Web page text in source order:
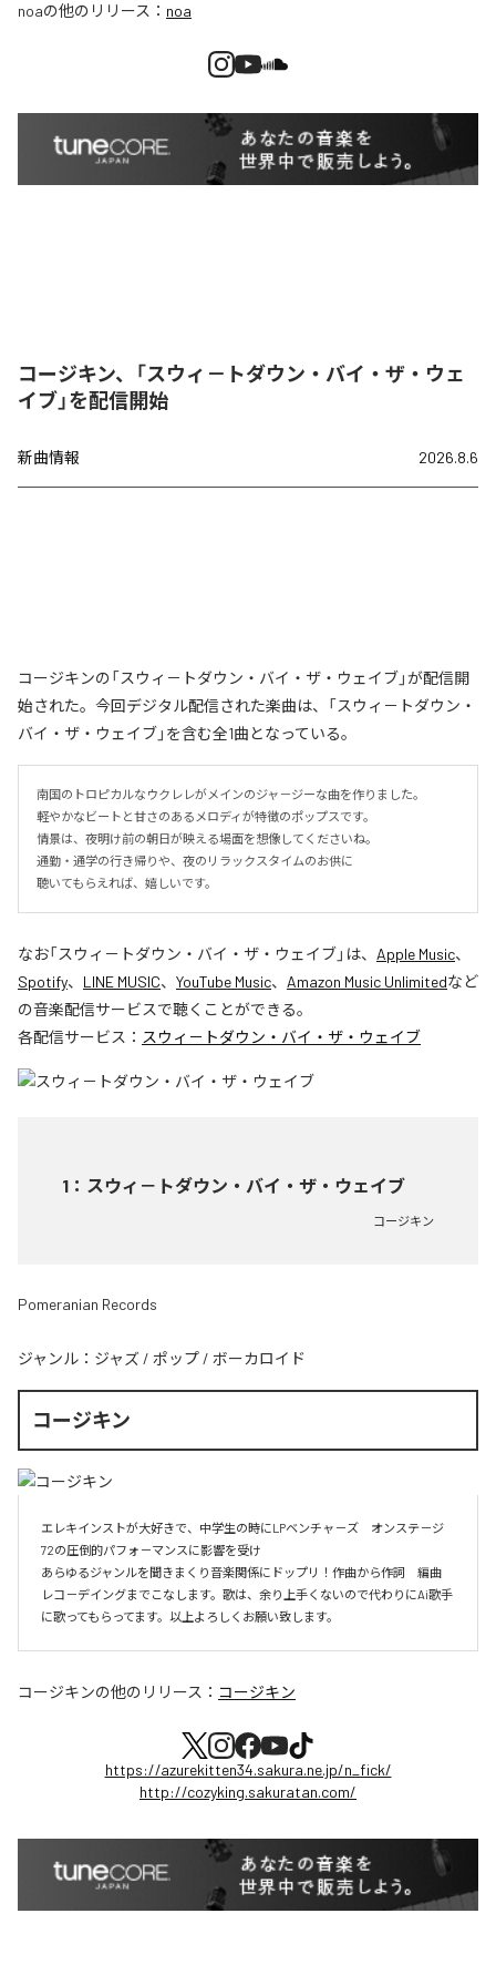
noaの他のリリース： noa
コージキン、「スウィ－トダウン・バイ・ザ・ウェ
イブ」を配信開始
新曲情報 2026.8.6
コージキンの「スウィ－トダウン・バイ・ザ・ウェイブ」が配信開
始された。今回デジタル配信された楽曲は、「スウィ－トダウン・
バイ・ザ・ウェイブ」を含む全1曲となっている。
南国のトロピカルなウクレレがメインのジャ－ジーな曲を作りました。
軽やかなビートと甘さのあるメロディが特徴のポップスです。
情景は、夜明け前の朝日が映える場面を想像してくださいね。
通勤・通学の行き帰りや、夜のリラックスタイムのお供に
聴いてもらえれば、嬉しいです。
なお「スウィ－トダウン・バイ・ザ・ウェイブ」は、 Apple Music、
Spotify、 LINE MUSIC、 YouTube Music、 Amazon Music Unlimitedなど
の音楽配信サービスで聴くことができる。
各配信サービス： スウィ－トダウン・バイ・ザ・ウェイブ
1 ： スウィ－トダウン・バイ・ザ・ウェイブ
コージキン
Pomeranian Records
ジャンル： ジャズ / ポップ / ボーカロイド
コージキン
エレキインストが大好きで、中学生の時にLPベンチャ－ズ　オンステ－ジ
72の圧倒的パフォ－マンスに影響を受け
あらゆるジャンルを聞きまくり音楽関係にドップリ！作曲から作詞　編曲
レコ－デイングまでこなします。歌は、余り上手くないので代わりにAi歌手
に歌ってもらってます。以上よろしくお願い致します。
コージキンの他のリリース： コージキン
https://azurekitten34.sakura.ne.jp/n_fick/
http://cozyking.sakuratan.com/